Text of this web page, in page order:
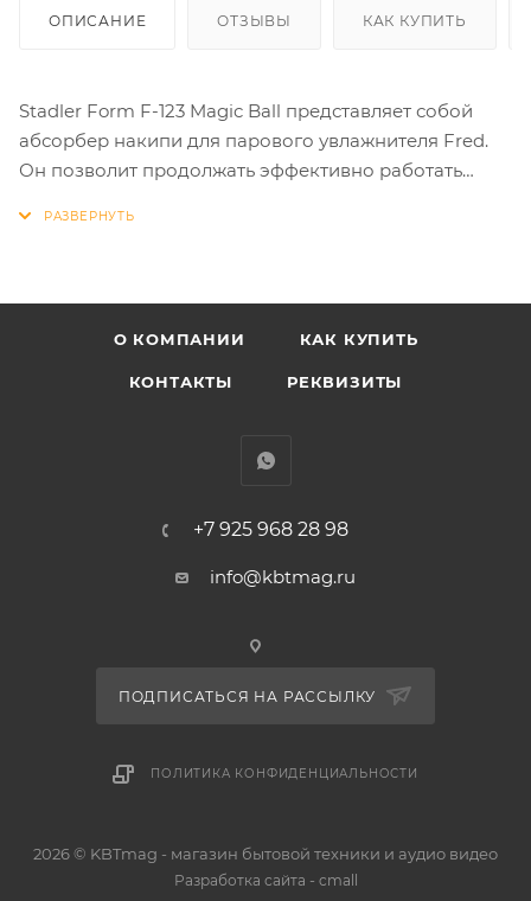
ОПИСАНИЕ ОТЗЫВЫ КАК КУПИТЬ
Stadler Form F-123 Magic Ball представляет собой
абсорбер накипи для парового увлажнителя Fred.
Он позволит продолжать эффективно работать
Если вы будете своевременно менять фильтр, у вас в
доме всегда будет увлажненный и свежий воздух.
О КОМПАНИИ КАК КУПИТЬ
КОНТАКТЫ РЕКВИЗИТЫ
+7 925 968 28 98
info@kbtmag.ru
ПОДПИСАТЬСЯ НА РАССЫЛКУ
ПОЛИТИКА КОНФИДЕНЦИАЛЬНОСТИ
2026 © KBTmag - магазин бытовой техники и аудио видео
Разработка сайта - cmall